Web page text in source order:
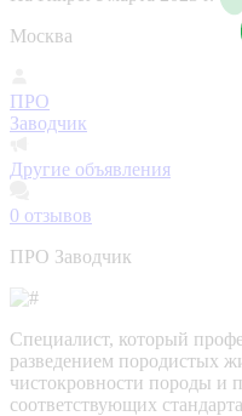
Москва
ПРО
Заводчик
Другие объявления
0 отзывов
ПРО Заводчик
Специалист, который
разведением породистых
чистокровности породы и
соответствующих